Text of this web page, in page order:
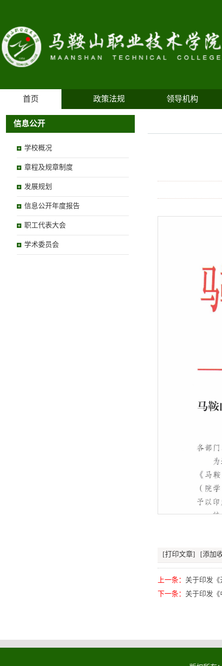
首页 政策法规 领导机构
信息公开
学校概况
章程及规章制度
发展规划
信息公开年度报告
职工代表大会
学术委员会
[打印文章] [添加
上一条： 关于印发
下一条： 关于印发